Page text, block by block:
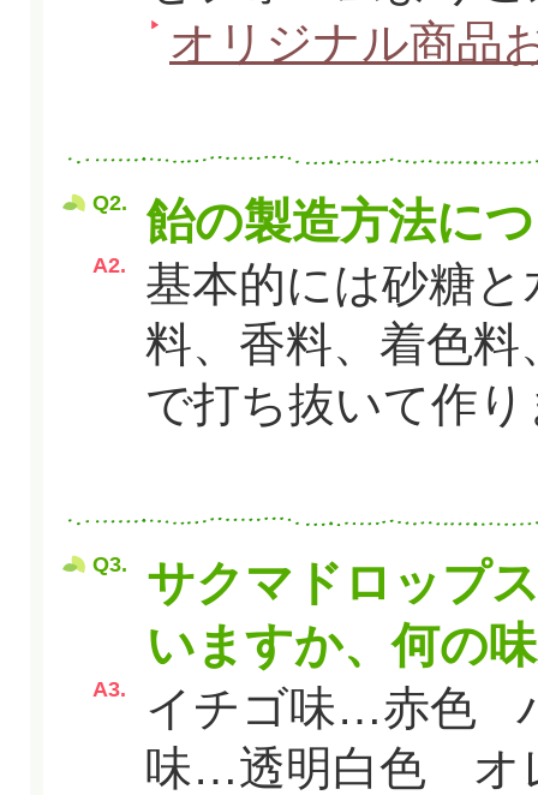
オリジナル商品
Q2. 飴の製造方法に
A2.
基本的には砂糖
料、香料、着色
で打ち抜いて作
Q3.
サクマドロップ
いますか、何の
A3.
イチゴ味…赤色
味…透明白色 オ